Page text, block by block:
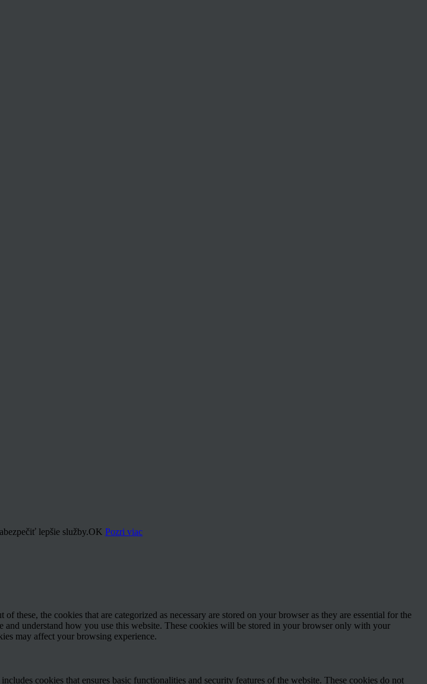
lepšie služby.OK Pozri viac
the cookies that are categorized as necessary are stored on your browser as they are essential for the
understand how you use this website. These cookies will be stored in your browser only with your
may affect your browsing experience.
cookies that ensures basic functionalities and security features of the website. These cookies do not